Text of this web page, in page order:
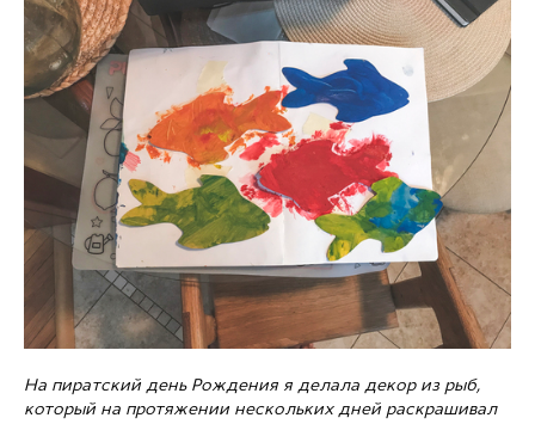
На пиратский день Рождения я делала декор из рыб,
который на протяжении нескольких дней раскрашивал